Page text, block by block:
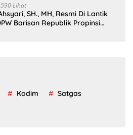
Lihat
SH., MH, Resmi Di Lantik
Barisan Republik Propinsi
Kodim Satgas